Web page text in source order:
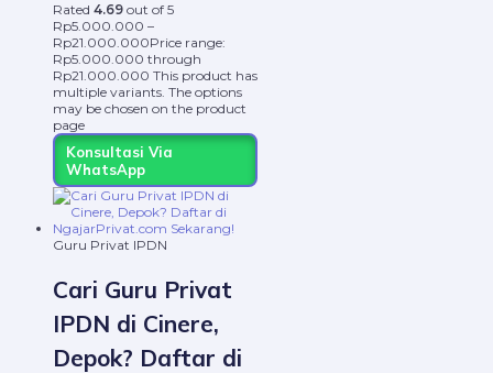
Rated 4.69 out of 5
Rp5.000.000 –
Rp21.000.000Price range:
Rp5.000.000 through
Rp21.000.000 This product has
multiple variants. The options
may be chosen on the product
page
Konsultasi Via
WhatsApp
Guru Privat IPDN
Cari Guru Privat
IPDN di Cinere,
Depok? Daftar di